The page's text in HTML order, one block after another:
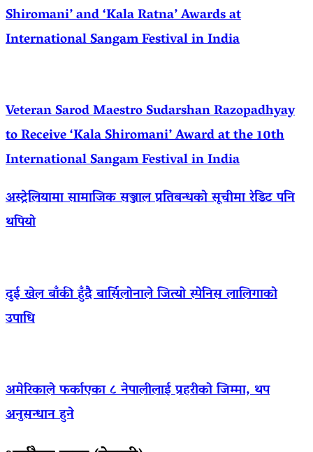
Shiromani’ and ‘Kala Ratna’ Awards at
International Sangam Festival in India
Veteran Sarod Maestro Sudarshan Razopadhyay
to Receive ‘Kala Shiromani’ Award at the 10th
International Sangam Festival in India
अस्ट्रेलियामा सामाजिक सञ्जाल प्रतिबन्धको सूचीमा रेडिट पनि
थपियो
दुई खेल बाँकी हुँदै बार्सिलोनाले जित्यो स्पेनिस लालिगाको
उपाधि
अमेरिकाले फर्काएका ८ नेपालीलाई प्रहरीको जिम्मा, थप
अनुसन्धान हुने